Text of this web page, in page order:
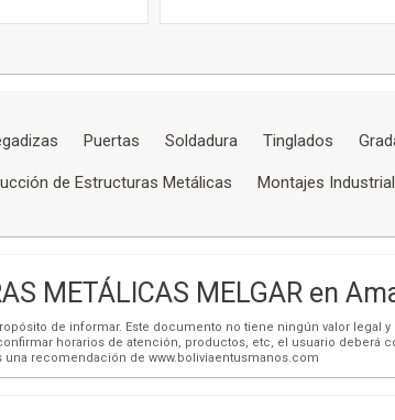
Puertas Soldadura Tinglados
de Estructuras Metálicas Montajes
METÁLICAS MELGAR en
de informar. Este documento no tiene ningún valor legal
horarios de atención, productos, etc, el usuario deberá
una recomendación de www.boliviaentusmanos.com